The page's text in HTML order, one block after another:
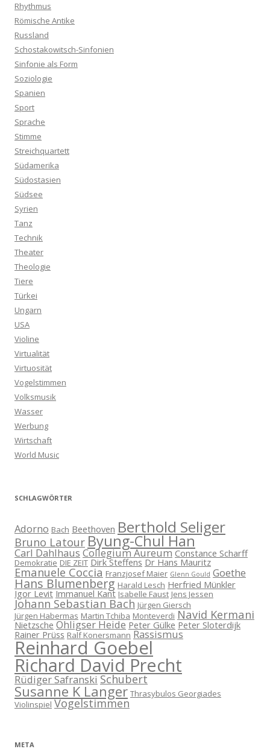
Rhythmus
Römische Antike
Russland
Schostakowitsch-Sinfonien
Sinfonie als Form
Soziologie
Spanien
Sport
Sprache
Stimme
Streichquartett
Südamerika
Südostasien
Südsee
Syrien
Tanz
Technik
Theater
Theologie
Tiere
Türkei
Ungarn
USA
Violine
Virtualität
Virtuosität
Vogelstimmen
Volksmusik
Wasser
Werbung
Wirtschaft
World Music
SCHLAGWÖRTER
Adorno Bach Beethoven Berthold Seliger
Bruno Latour Byung-Chul Han
Carl Dahlhaus Collegium Aureum Constance Scharff
Demokratie DIE ZEIT Dirk Steffens Dr Hans Mauritz
Emanuele Coccia Franzjosef Maier Glenn Gould Goethe
Hans Blumenberg Harald Lesch Herfried Münkler
Igor Levit Immanuel Kant Isabelle Faust Jens Jessen
Johann Sebastian Bach Jürgen Giersch
Jürgen Habermas Martin Tchiba Monteverdi Navid Kermani
Nietzsche Ohligser Heide Peter Gülke Peter Sloterdijk
Rainer Prüss Ralf Konersmann Rassismus
Reinhard Goebel
Richard David Precht
Rüdiger Safranski Schubert
Susanne K Langer Thrasybulos Georgiades
Violinspiel Vogelstimmen
META